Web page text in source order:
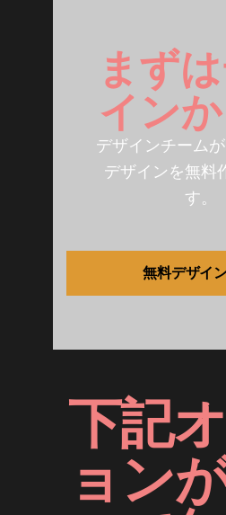
まず
インか
デザインチーム
デザインを無料
す。
無料デザイ
下記
ョン